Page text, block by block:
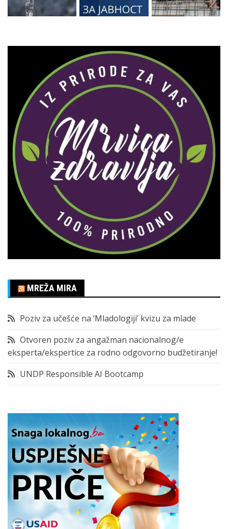
MREŽA MIRA
Poziv za učešće na ‘Mladologiji’ kvizu za mlade
Otvoren poziv za angažman nacionalnog/e
eksperta/ekspertice za rodno odgovorno budžetiranje!
UNDP Responsible AI Bootcamp